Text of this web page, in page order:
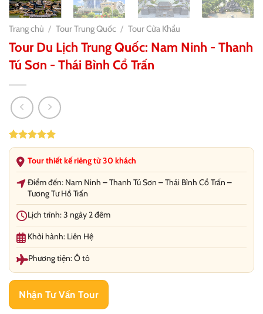
Trang chủ / Tour Trung Quốc / Tour Cửa Khẩu
Tour Du Lịch Trung Quốc: Nam Ninh - Thanh
Tú Sơn - Thái Bình Cổ Trấn
5.00trên 5
dựa trên
19
đánh giá
Tour thiết kế riêng từ 30 khách
Điểm đến: Nam Ninh – Thanh Tú Sơn – Thái Bình Cổ Trấn –
Tương Tư Hồ Trấn
Lịch trình: 3 ngày 2 đêm
Khởi hành: Liên Hệ
Phương tiện: Ô tô
Nhận Tư Vấn Tour